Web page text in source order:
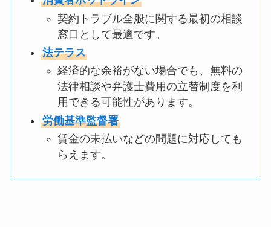
契約トラブル全般に関する最初の相談
窓口として最適です。
法テラス
経済的な余裕がない場合でも、無料の
法律相談や弁護士費用の立替制度を利
用できる可能性があります。
労働基準監督署
賃金の未払いなどの問題に対応しても
らえます。